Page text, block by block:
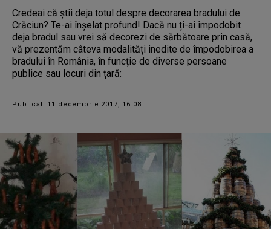
Credeai că știi deja totul despre decorarea bradului de
Crăciun? Te-ai înșelat profund! Dacă nu ți-ai împodobit
deja bradul sau vrei să decorezi de sărbătoare prin casă,
vă prezentăm câteva modalități inedite de împodobirea a
bradului în România, în funcție de diverse persoane
publice sau locuri din țară:
Publicat: 11 decembrie 2017, 16:08